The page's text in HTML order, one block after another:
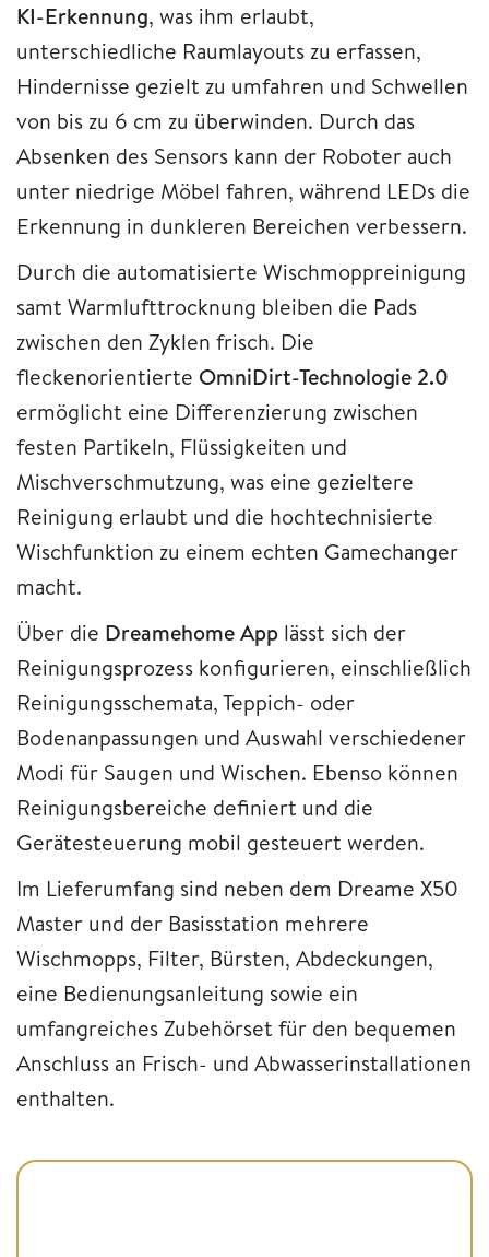
KI-Erkennung, was ihm erlaubt,
unterschiedliche Raumlayouts zu erfassen,
Hindernisse gezielt zu umfahren und Schwellen
von bis zu 6 cm zu überwinden. Durch das
Absenken des Sensors kann der Roboter auch
unter niedrige Möbel fahren, während LEDs die
Erkennung in dunkleren Bereichen verbessern.
Durch die automatisierte Wischmoppreinigung
samt Warmlufttrocknung bleiben die Pads
zwischen den Zyklen frisch. Die
fleckenorientierte OmniDirt-Technologie 2.0
ermöglicht eine Differenzierung zwischen
festen Partikeln, Flüssigkeiten und
Mischverschmutzung, was eine gezieltere
Reinigung erlaubt und die hochtechnisierte
Wischfunktion zu einem echten Gamechanger
macht.
Über die Dreamehome App lässt sich der
Reinigungsprozess konfigurieren, einschließlich
Reinigungsschemata, Teppich- oder
Bodenanpassungen und Auswahl verschiedener
Modi für Saugen und Wischen. Ebenso können
Reinigungsbereiche definiert und die
Gerätesteuerung mobil gesteuert werden.
Im Lieferumfang sind neben dem Dreame X50
Master und der Basisstation mehrere
Wischmopps, Filter, Bürsten, Abdeckungen,
eine Bedienungsanleitung sowie ein
umfangreiches Zubehörset für den bequemen
Anschluss an Frisch- und Abwasserinstallationen
enthalten.